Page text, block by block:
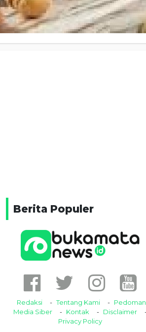
Berita Populer
Redaksi Tentang Kami
Pedoman
Media Siber
Kontak
Disclaimer
Privacy Policy